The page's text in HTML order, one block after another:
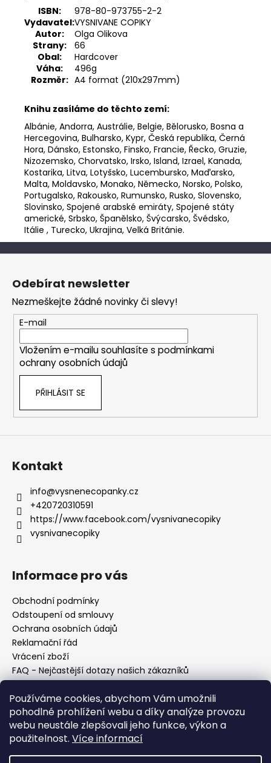
Používáme cookies, abychom Vám umožnili
pohodlné prohlížení webu a díky analýze provozu
webu neustále zlepšovali jeho funkce, výkon a
použitelnost. Více informací
ISBN:
978-80-973755-2-2
Vydavatel:VYSNIVANE COPIKY
Autor:
Olga Olikova
Strany:
66
Obal:
Hardcover
Váha:
496g
Rozměr: A4 format (210x297mm)
Knihu zasíláme do těchto zemí:
Albánie, Andorra, Austrálie, Belgie, Bělorusko, Bosna a
Hercegovina, Bulharsko, Kypr, Česká republika, Černá
Hora, Dánsko, Estonsko, Finsko, Francie, Řecko, Gruzie,
Nizozemsko, Chorvatsko, Irsko, Island, Izrael, Kanada,
Kostarika, Litva, Lotyšsko, Lucembursko, Maďarsko,
Malta, Moldavsko, Monako, Německo, Norsko, Polsko,
Portugalsko, Rakousko, Rumunsko, Rusko, Slovensko,
Slovinsko, Spojené arabské emiráty, Spojené státy
americké, Srbsko, Španělsko, Švýcarsko, Švédsko,
Itálie , Turecko, Ukrajina, Velká Británie.
Z
Odebírat newsletter
Nezmeškejte žádné novinky či slevy!
E-mail
Vložením e-mailu souhlasíte s podmínkami
ochrany osobních údajů
PŘIHLÁSIT SE
Kontakt
info@vysnenecopanky.cz
+420720310591
https://www.facebook.com/vysnivanecopiky
vysnivanecopiky
Informace pro vás
Obchodní podmínky
Odstoupení od smlouvy
Ochrana osobních údajů
Reklamační řád
Vrácení zboží
FAQ - Nejčastější dotazy našich zákazníků
Mapa braiderek
Kurz zapletání vlasů
Blog
O nás
Kontakt